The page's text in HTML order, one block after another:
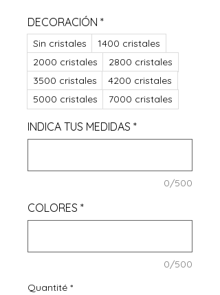
DECORACIÓN *
Sin cristales
1400 cristales
2000 cristales
2800 cristales
3500 cristales
4200 cristales
5000 cristales
7000 cristales
INDICA TUS MEDIDAS *
0/500
COLORES *
0/500
Quantité *